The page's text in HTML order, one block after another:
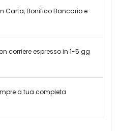
Carta, Bonifico Bancario e
corriere espresso in 1-5 gg
a tua completa